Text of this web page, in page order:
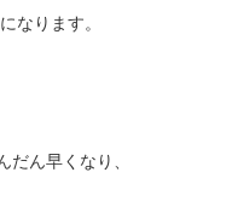
なります。
ん早くなり、